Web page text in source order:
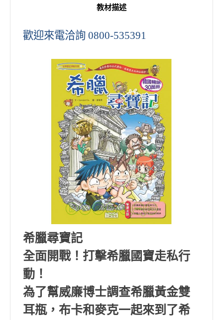
教材描述
歡迎來電洽詢 0800-535391
希臘尋寶記
全面開戰！打擊希臘國寶走私行
動！
為了幫威廉博士調查希臘黃金雙
耳瓶，布卡和麥克一起來到了希